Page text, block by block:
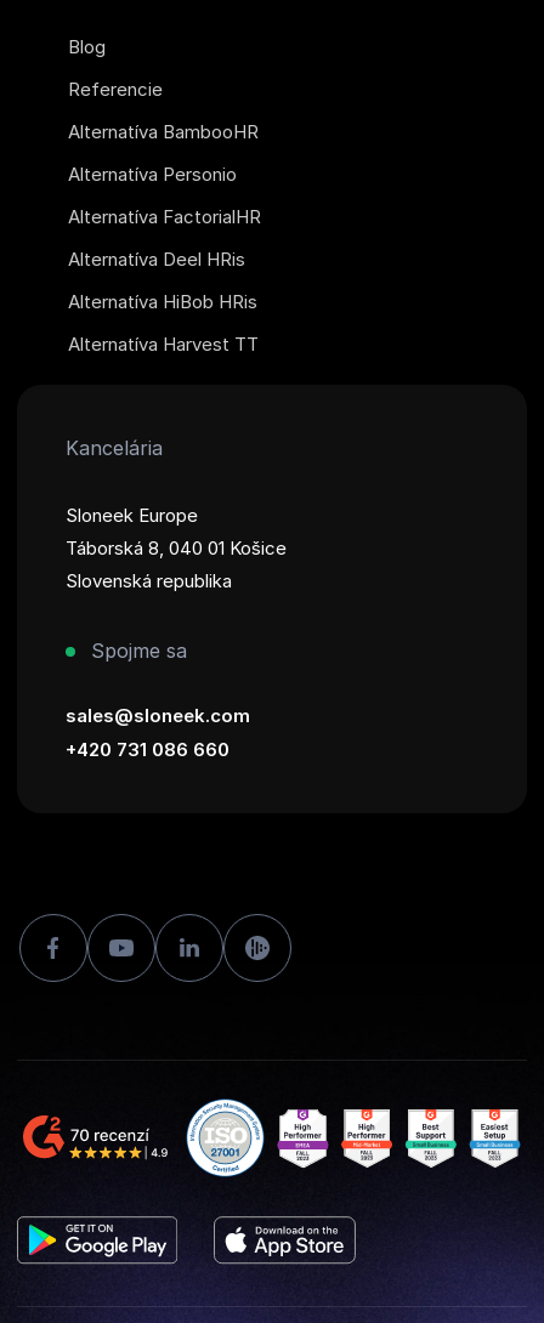
Blog
Referencie
Alternatíva BambooHR
Alternatíva Personio
Alternatíva FactorialHR
Alternatíva Deel HRis
Alternatíva HiBob HRis
Alternatíva Harvest TT
Kancelária
Sloneek Europe
Táborská 8, 040 01 Košice
Slovenská republika
Spojme sa
sales@sloneek.com
+420 731 086 660